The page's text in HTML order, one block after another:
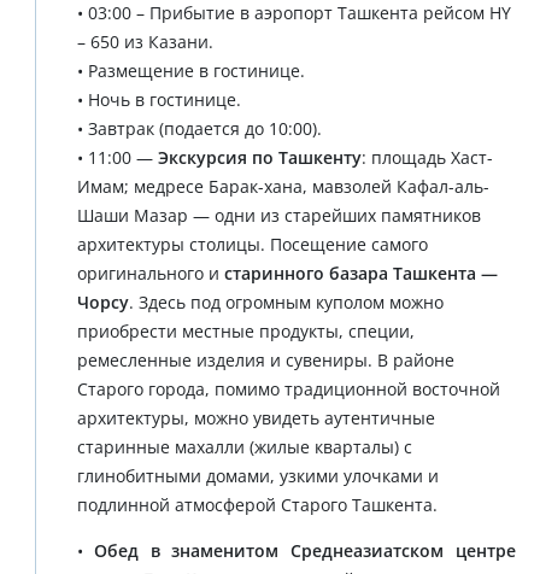
• 03:00 – Прибытие в аэропорт Ташкента рейсом HY
– 650 из Казани.
• Размещение в гостинице.
• Ночь в гостинице.
• Завтрак (подается до 10:00).
• 11:00 — Экскурсия по Ташкенту: площадь Хаст-
Имам; медресе Барак-хана, мавзолей Кафал-аль-
Шаши Мазар — одни из старейших памятников
архитектуры столицы. Посещение самого
оригинального и старинного базара Ташкента —
Чорсу. Здесь под огромным куполом можно
приобрести местные продукты, специи,
ремесленные изделия и сувениры. В районе
Старого города, помимо традиционной восточной
архитектуры, можно увидеть аутентичные
старинные махалли (жилые кварталы) с
глинобитными домами, узкими улочками и
подлинной атмосферой Старого Ташкента.
•Обед в знаменитом Среднеазиатском центре